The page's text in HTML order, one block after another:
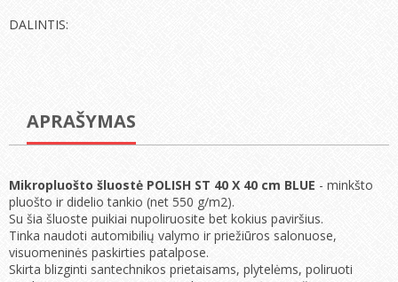
DALINTIS:
APRAŠYMAS
Mikropluošto šluostė POLISH ST 40 X 40 cm BLUE - minkšto
pluošto ir didelio tankio (net 550 g/m2).
Su šia šluoste puikiai nupoliruosite bet kokius paviršius.
Tinka naudoti automibilių valymo ir priežiūros salonuose,
visuomeninės paskirties patalpose.
Skirta blizginti santechnikos prietaisams, plytelėms, poliruoti